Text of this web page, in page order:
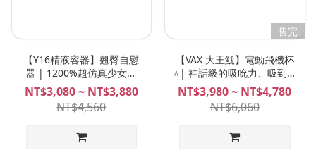
【Y16精液容器】翹臀自慰
器 | 1200%超仿真少女嫩
穴！爽幹、欺凌、衝擊、頂
入、抽插超肉感翹臀美尻！
Plan B
NT$3,080 ~ NT$3,880
NT$4,560
售完
【VAX 大王魷】電動飛機杯
⭐️| 神話級的吸吮力、吸到精
盡人爽、吸震合一、最強的
吸吮飛機杯！NITE 夜能
NT$3,980 ~ NT$4,780
NT$6,060